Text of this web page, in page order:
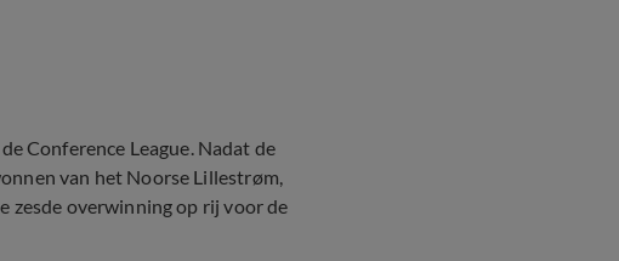
Conference League. Nadat de
van het Noorse Lillestrøm,
zesde overwinning op rij voor de